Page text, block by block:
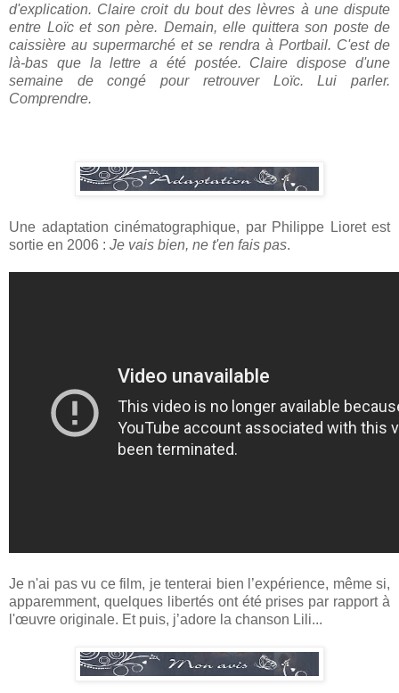
d'explication. Claire croit du bout des lèvres à une dispute
entre Loïc et son père. Demain, elle quittera son poste de
caissière au supermarché et se rendra à Portbail. C'est de
là-bas que la lettre a été postée. Claire dispose d'une
semaine de congé pour retrouver Loïc. Lui parler.
Comprendre.
Une adaptation cinématographique, par Philippe Lioret est
sortie en 2006 : Je vais bien, ne t'en fais pas.
Je n'ai pas vu ce film, je tenterai bien l’expérience, même si,
apparemment, quelques libertés ont été prises par rapport à
l'œuvre originale. Et puis, j’adore la chanson Lili...